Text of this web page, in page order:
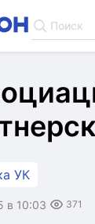
Поиск
УК
в 10:03 371